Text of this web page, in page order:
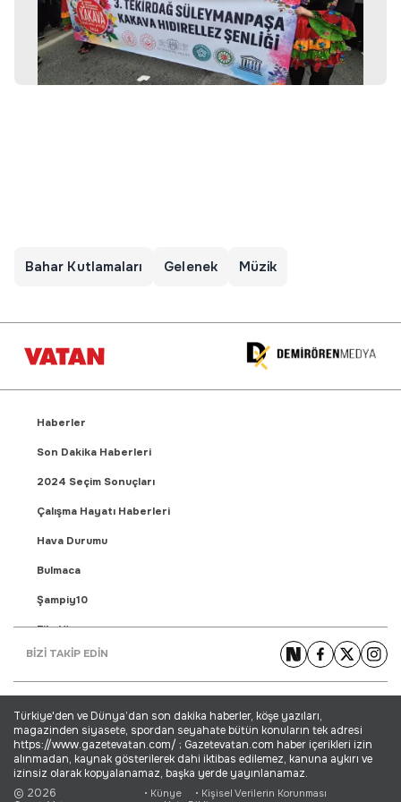
Bahar Kutlamaları Gelenek Müzik
Haberler
Son Dakika Haberleri
2024 Seçim Sonuçları
Çalışma Hayatı Haberleri
Hava Durumu
Bulmaca
Şampiy10
Fikstür
Puan Durumu
Yaşam Haberleri
Ekonomi Haberleri
Dünya Haberleri
BİZİ TAKİP EDİN
Türkiye'den ve Dünya’dan son dakika haberler, köşe yazıları,
magazinden siyasete, spordan seyahate bütün konuların tek adresi
https://www.gazetevatan.com/ ; Gazetevatan.com haber içerikleri izin
alınmadan, kaynak gösterilerek dahi iktibas edilemez, kanuna aykırı ve
izinsiz olarak kopyalanamaz, başka yerde yayınlanamaz.
© 2026
• Künye
• Kişisel Verilerin Korunması